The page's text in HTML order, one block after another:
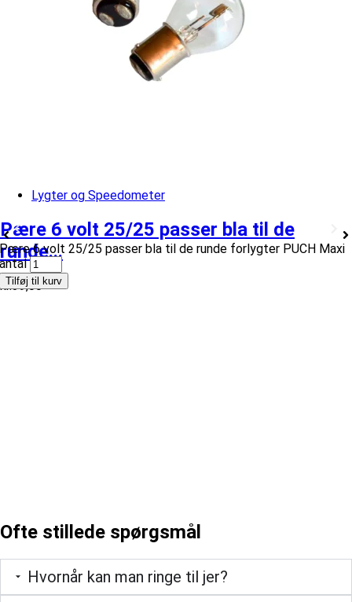
Lygter og Speedometer
Pære 6 volt 25/25 passer bla til de
runde...
kr.39,00
Pære 6 volt 25/25 passer bla til de runde forlygter PUCH Maxi
antal
Tilføj til kurv
Ofte stillede spørgsmål
Hvornår kan man ringe til jer?